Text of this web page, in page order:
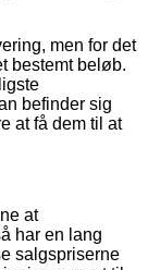
men for det
bestemt beløb.
befinder sig
at få dem til at
at
har en lang
salgspriserne